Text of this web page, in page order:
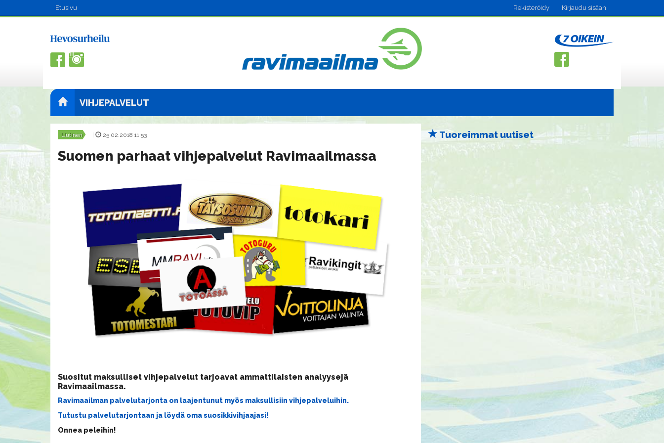
Etusivu Rekisteröidy Kirjaudu sisään
VIHJEPALVELUT
Uutinen | 25.02.2018 11:53
Suomen parhaat vihjepalvelut Ravimaailmassa
Suositut maksulliset vihjepalvelut tarjoavat ammattilaisten analyysejä
Ravimaailmassa.
Ravimaailman palvelutarjonta on laajentunut myös maksullisiin vihjepalveluihin.
Tutustu palvelutarjontaan ja löydä oma suosikkivihjaajasi!
Onnea peleihin!
Tuoreimmat uutiset